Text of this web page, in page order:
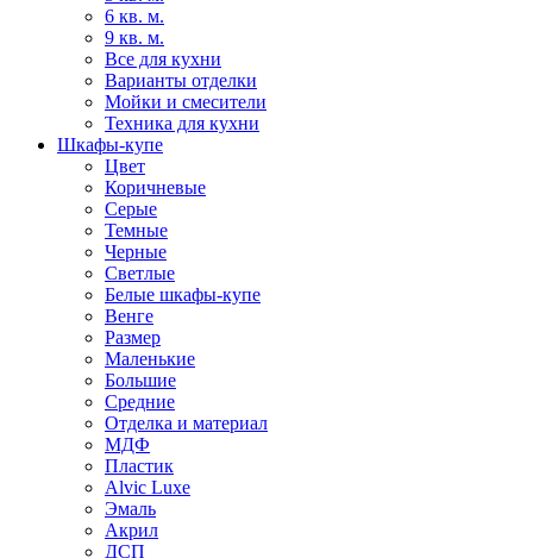
6 кв. м.
9 кв. м.
Все для кухни
Варианты отделки
Мойки и смесители
Техника для кухни
Шкафы-купе
Цвет
Коричневые
Серые
Темные
Черные
Светлые
Белые шкафы-купе
Венге
Размер
Маленькие
Большие
Средние
Отделка и материал
МДФ
Пластик
Alvic Luxe
Эмаль
Акрил
ДСП